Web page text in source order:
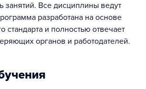
занятий. Все дисциплины ведут
разработана на основе
стандарта и полностью отвечает
органов и работодателей.